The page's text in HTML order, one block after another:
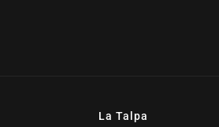
La Talpa